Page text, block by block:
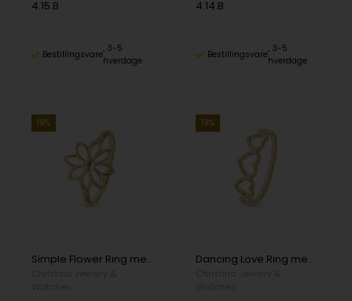
4.15.B
Bestillingsvare
3-5
hverdage
4.14.B
Bestillingsvare
3-5
hverdage
19%
Simple Flower Ring med stor blomst i 925 forgyldt sølv fra Christina Jewelry
19%
Dancing Love Ring med hjerter i 925 forgyldt sølv fra Christina Jewelry